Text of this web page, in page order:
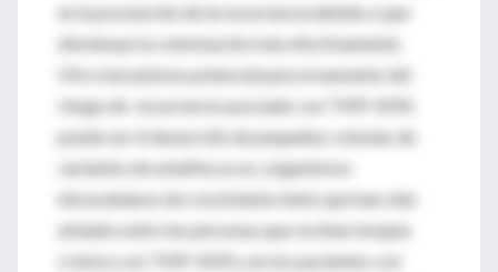
en la prevención de la recurrencia debido a que
disminuye la colonización más efectivamente.
Otro mecanismo potencial para el aumento del
riesgo de recurrencia asociado con TMP-SMX
puede ser el desarrollo de pequeñas colonias de
variantes de estafilococos, organismos
intracelulares de crecimiento lento que han sido
aislados entre las personas que reciben terapia
crónica con TMP-SMX y en los pacientes con